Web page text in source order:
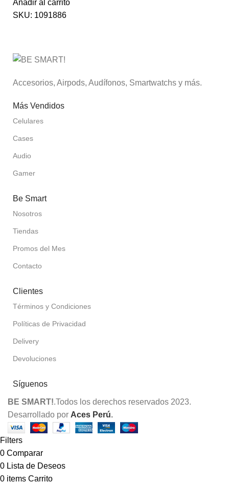
Añadir al carrito
SKU: 1091886
Accesorios, Airpods, Audífonos, Smartwatchs y más.
Más Vendidos
Celulares
Cases
Audio
Gamer
Be Smart
Nosotros
Tiendas
Promos del Mes
Contacto
Clientes
Términos y Condiciones
Políticas de Privacidad
Delivery
Devoluciones
Síguenos
BE SMART!.Todos los derechos reservados 2023.
Desarrollado por Aces Perú.
Filters
0 Comparar
0 Lista de Deseos
0 items Carrito